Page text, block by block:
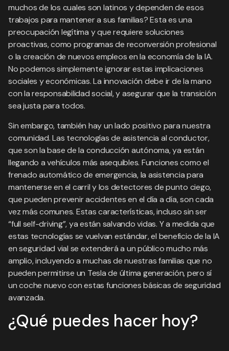
muchos de los cuales son latinos y dependen de esos
trabajos para mantener a sus familias? Esta es una
preocupación legítima y que requiere soluciones
proactivas, como programas de reconversión profesional
o la creación de nuevos empleos en la economía de la IA.
No podemos simplemente ignorar estas implicaciones
sociales y económicas. La innovación debe ir de la mano
con la responsabilidad social, y asegurar que la transición
sea justa para todos.
Sin embargo, también hay un lado positivo para nuestra
comunidad. Las tecnologías de asistencia al conductor,
que son la base de la conducción autónoma, ya están
llegando a vehículos más asequibles. Funciones como el
frenado automático de emergencia, la asistencia para
mantenerse en el carril y los detectores de punto ciego,
que pueden prevenir accidentes en el día a día, son cada
vez más comunes. Estas características, incluso sin ser
“full self-driving”, ya están salvando vidas. Y a medida que
estas tecnologías se vuelvan estándar, el beneficio de la IA
en seguridad vial se extenderá a un público mucho más
amplio, incluyendo a muchas de nuestras familias que no
pueden permitirse un Tesla de última generación, pero sí
un coche nuevo con estas funciones básicas de seguridad
avanzada.
¿Qué puedes hacer hoy?